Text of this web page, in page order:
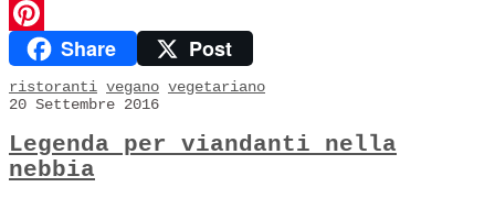
Twitter
PinterestShare Post
ristoranti vegano vegetariano
20 Settembre 2016
Legenda per viandanti nella
nebbia